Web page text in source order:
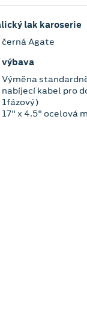
lak karoserie
černá Agate
výbava
Výměna
nabíjecí kabel pro
1fázový)
17" x 4.5" ocelová